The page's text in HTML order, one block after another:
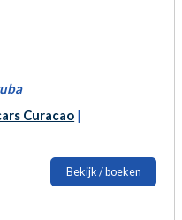
Curacao |
Bekijk / boeken